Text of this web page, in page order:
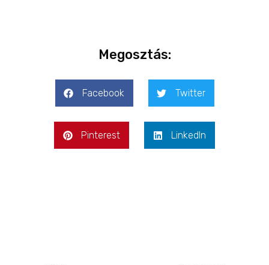
Megosztás:
Facebook Twitter
Pinterest LinkedIn